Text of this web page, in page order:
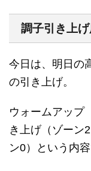
調子引き上
今日は、明日の
の引き上げ。
ウォームアップ
き上げ（ゾー
ン0）という内容